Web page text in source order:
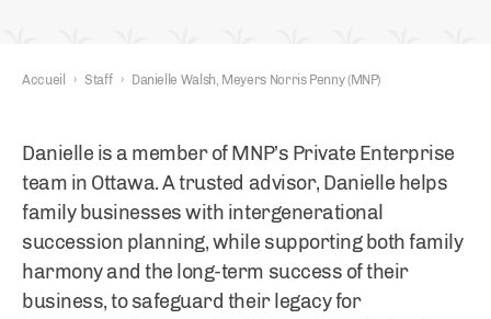
Accueil › Staff › Danielle Walsh, Meyers Norris Penny (MNP)
Danielle is a member of MNP’s Private Enterprise
team in Ottawa. A trusted advisor, Danielle helps
family businesses with intergenerational
succession planning, while supporting both family
harmony and the long-term success of their
business, to safeguard their legacy for